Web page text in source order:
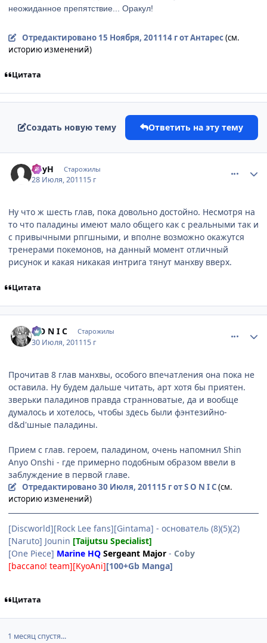
неожиданное препятствие... Оракул!
Отредактировано 15 Ноября, 201114 гот Антарес(см.
историю изменений)
Цитата
Создать новую тему Ответить на эту тему
BpyH Старожилы
28 Июля, 201115 г
Ну что ж шесть глав, пока довольно достойно. Несмотря на
то что паладины имеют мало общего как с реальными так и
с привычными рпгшными, и вполне возможно окажутся
тренерами покемонов, на данный момент отличный
рисунок и какая никакая интрига тянут манхву вверх.
Цитата
S O N I C Старожилы
30 Июля, 201115 г
Прочитав 8 глав манхвы, особого впечатления она пока не
оставила. Ну будем дальше читать, арт хотя бы приятен.
зверьки паладинов правда странноватые, да и вообще
думалось и хотелось, чтобы здесь были фэнтезийно-
d&d'шные паладины.
Прием с глав. героем, паладином, очень напомнил Shin
Anyo Onshi - где примерно подобным образом ввели в
заблуждение в первой главе.
Отредактировано30 Июля, 201115 гот S O N I C(см.
историю изменений)
[Discworld][Rock Lee fans][Gintama] - основатель (8)(5)(2)
[Naruto] Jounin [Taijutsu Specialist]
[One Piece] Marine HQ Sergeant Major - Coby
[baccano! team][KyoAni][100+Gb Manga]
Цитата
1 месяц спустя...